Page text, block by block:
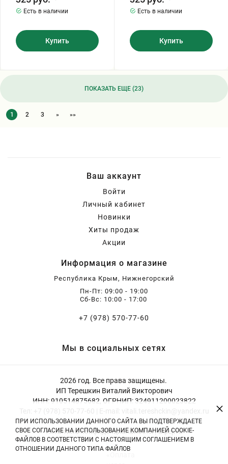
Есть в наличии
Купить
Есть в наличии
Купить
ПОКАЗАТЬ ЕЩЕ (23)
1 2 3 » »»
Ваш аккаунт
Войти
Личный кабинет
Новинки
Хиты продаж
Акции
Информация о магазине
Республика Крым, Нижнегорский
Пн-Пт: 09:00 - 19:00
Сб-Вс: 10:00 - 17:00
+7 (978) 570-77-60
Мы в социальных сетях
2026 год. Все права защищены.
ИП Терешкин Виталий Викторович
ИНН: 910514875682, ОГРНИП: 324911200023822
Политика конфиденциальности|Оферта
ПРИ ИСПОЛЬЗОВАНИИ ДАННОГО САЙТА ВЫ ПОДТВЕРЖДАЕТЕ
СВОЕ СОГЛАСИЕ НА ИСПОЛЬЗОВАНИЕ КОМПАНИЕЙ COOKIE-
ФАЙЛОВ В СООТВЕТСТВИИ С НАСТОЯЩИМ СОГЛАШЕНИЕМ В
ОТНОШЕНИИ ДАННОГО ТИПА ФАЙЛОВ
×